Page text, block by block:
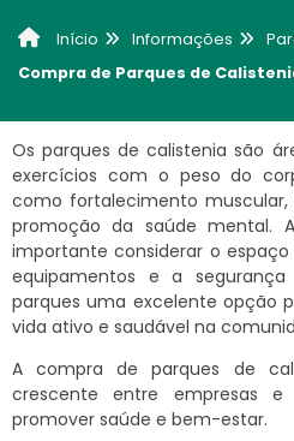
Início Informações
Compra de Parques de
Os parques de calistenia são
exercícios com o peso do
como fortalecimento
promoção da saúde mental.
importante considerar o
equipamentos e a
parques uma excelente opção
vida ativo e saudável na
A compra de parques de
crescente entre empresas e
promover saúde e bem-estar.